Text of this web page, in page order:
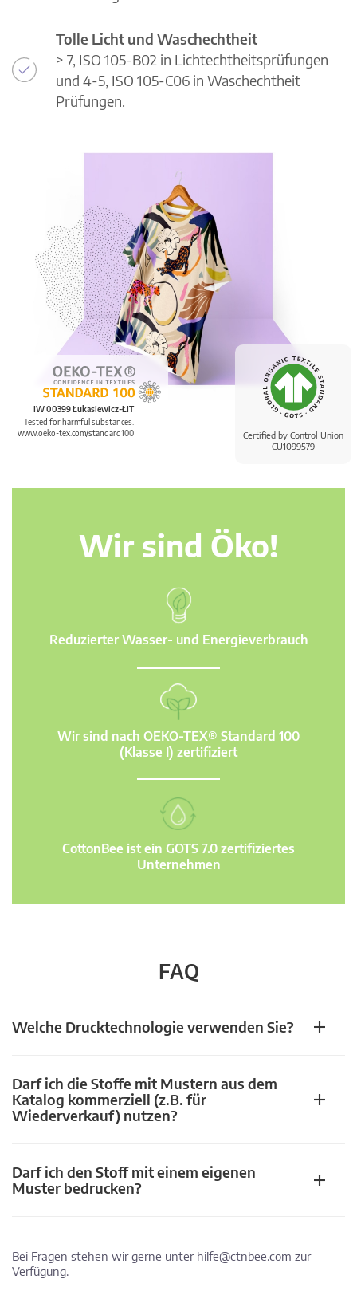
Certified by Control Union
CU1099579
IW 00399 Łukasiewicz-ŁIT
Tested for harmful substances.
www.oeko-tex.com/standard100
Tolle Licht und Waschechtheit
> 7, ISO 105-B02 in Lichtechtheitsprüfungen
und 4-5, ISO 105-C06 in Waschechtheit
Prüfungen.
Wir sind Öko!
Reduzierter Wasser- und Energieverbrauch
Wir sind nach OEKO-TEX® Standard 100
(Klasse I) zertifiziert
CottonBee ist ein GOTS 7.0 zertifiziertes
Unternehmen
FAQ
Welche Drucktechnologie verwenden Sie?
Darf ich die Stoffe mit Mustern aus dem
Katalog kommerziell (z.B. für
Wiederverkauf) nutzen?
Darf ich den Stoff mit einem eigenen
Muster bedrucken?
Bei Fragen stehen wir gerne unter hilfe@ctnbee.com zur
Verfügung.